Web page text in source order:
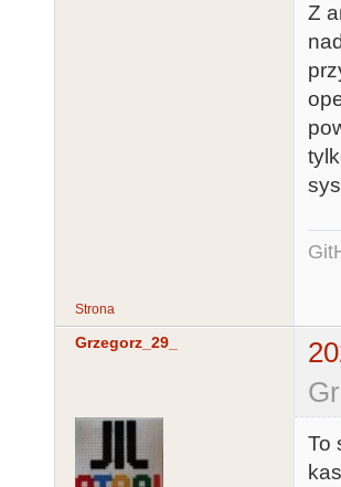
Z
Strona
Grzegorz_29_
To